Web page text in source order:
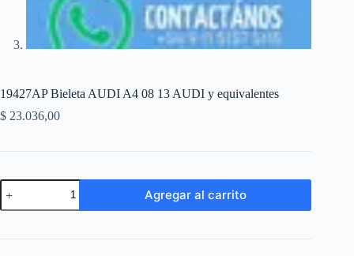
19427AP Bieleta AUDI A4 08 13 AUDI y equivalentes
$ 23.036,00
19427AP
Bieleta
AUDI
08
Agregar al carrito